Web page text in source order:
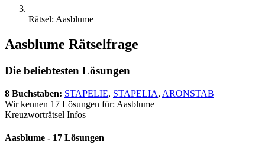
Rätsel: Aasblume
Aasblume Rätselfrage
Die beliebtesten Lösungen
8 Buchstaben: STAPELIE, STAPELIA, ARONSTAB
Wir kennen 17 Lösungen für: Aasblume
Kreuzworträtsel Infos
Aasblume - 17 Lösungen